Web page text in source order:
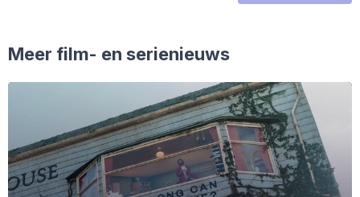
Meer film- en serienieuws